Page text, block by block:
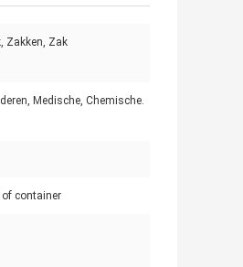
Zakken, Zak
Medische, Chemische.
of container